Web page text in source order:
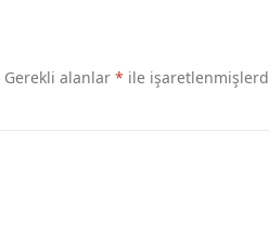
Gerekli alanlar * ile